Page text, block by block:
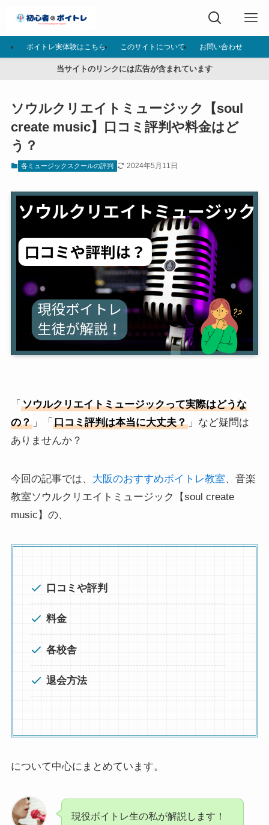
ボイトレ実体験はこちら このサイトについて お問い合わせ
当サイトのリンクには広告が含まれています
ソウルクリエイトミュージック【soul
create music】口コミ評判や料金はど
う？
各ミュージックスクールの評判 2024年5月11日
「 ソウルクリエイトミュージックって実際はどうな
の？」「 口コミ評判は本当に大丈夫？」など疑問は
ありませんか？
今回の記事では、 大阪のおすすめボイトレ教室、音楽
教室ソウルクリエイトミュージック【soul create
music】の、
口コミや評判
料金
各校舎
退会方法
について中心にまとめています。
現役ボイトレ生の私が解説します！